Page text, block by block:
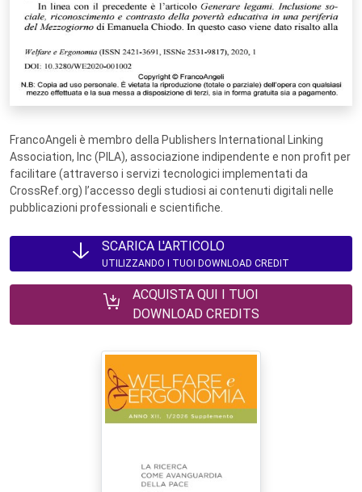
FrancoAngeli è membro della Publishers International Linking
Association, Inc (PILA), associazione indipendente e non profit per
facilitare (attraverso i servizi tecnologici implementati da
CrossRef.org) l’accesso degli studiosi ai contenuti digitali nelle
pubblicazioni professionali e scientifiche.
SCARICA L'ARTICOLO
UTILIZZANDO I TUOI DOWNLOAD CREDIT
ACQUISTA QUI I TUOI
DOWNLOAD CREDITS